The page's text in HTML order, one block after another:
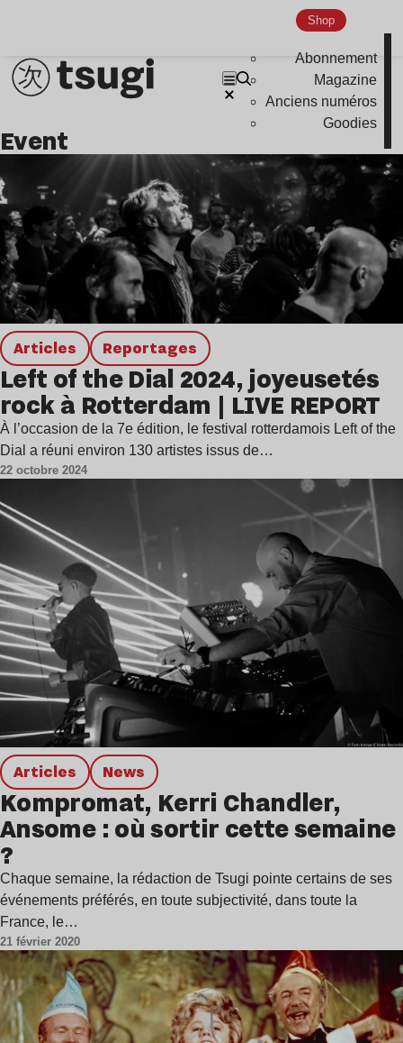
Shop
Abonnement
Magazine
Anciens numéros
Goodies
event
Articles Reportages
Left of the Dial 2024, joyeusetés
rock à Rotterdam | LIVE REPORT
À l’occasion de la 7e édition, le festival rotterdamois Left of the
Dial a réuni environ 130 artistes issus de…
22 octobre 2024
Articles news
Kompromat, Kerri Chandler,
Ansome : où sortir cette semaine
?
Chaque semaine, la rédaction de Tsugi pointe certains de ses
événements préférés, en toute subjectivité, dans toute la
France, le…
21 février 2020